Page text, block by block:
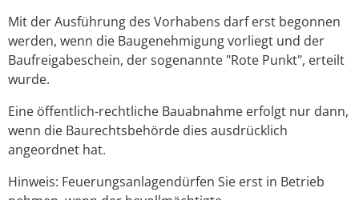
Mit der Ausführung des Vorhabens darf erst begonnen
werden, wenn die Baugenehmigung vorliegt und der
Baufreigabeschein, der sogenannte "Rote Punkt", erteilt
wurde.
Eine öffentlich-rechtliche Bauabnahme erfolgt nur dann,
wenn die Baurechtsbehörde dies ausdrücklich
angeordnet hat.
Hinweis: Feuerungsanlagendürfen Sie erst in Betrieb